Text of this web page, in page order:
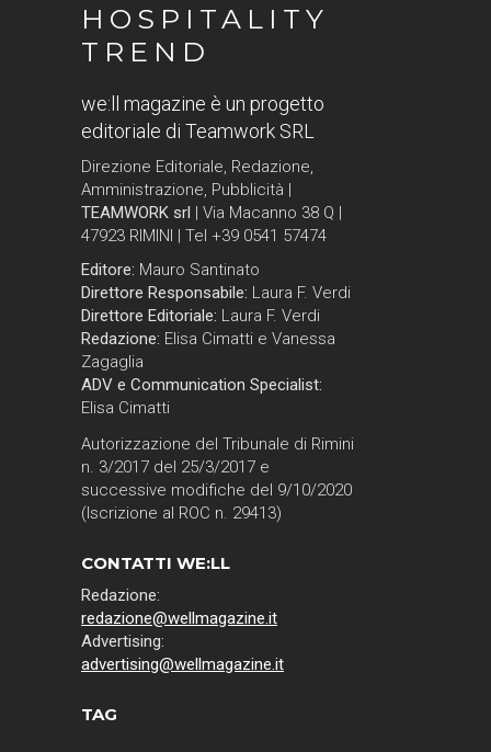
HOSPITALITY
TREND
we:ll magazine è un progetto
editoriale di Teamwork SRL
Direzione Editoriale, Redazione,
Amministrazione, Pubblicità |
TEAMWORK srl | Via Macanno 38 Q |
47923 RIMINI | Tel +39 0541 57474
Editore: Mauro Santinato
Direttore Responsabile: Laura F. Verdi
Direttore Editoriale: Laura F. Verdi
Redazione: Elisa Cimatti e Vanessa
Zagaglia
ADV e Communication Specialist:
Elisa Cimatti
Autorizzazione del Tribunale di Rimini
n. 3/2017 del 25/3/2017 e
successive modifiche del 9/10/2020
(Iscrizione al ROC n. 29413)
CONTATTI WE:LL
Redazione:
redazione@wellmagazine.it
Advertising:
advertising@wellmagazine.it
TAG